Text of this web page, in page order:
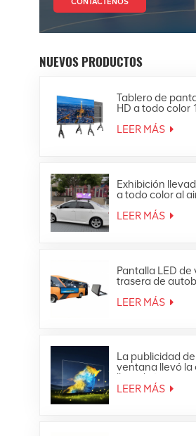
NUEVOS PRODUCTOS
Tablero de
HD a todo color
4K
LEER MÁS
Exhibición
a todo color al
publicidad móvil
LEER MÁS
Pantalla LED
trasera de
para exteriores
LEER MÁS
La publicidad
ventana llevó la
llevada
cristal de la malla
LEER MÁS